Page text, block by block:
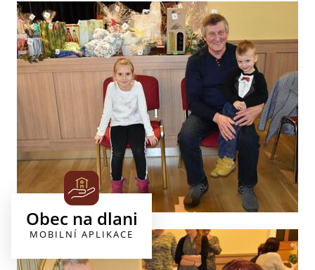
Obec na dlani
MOBILNÍ APLIKACE